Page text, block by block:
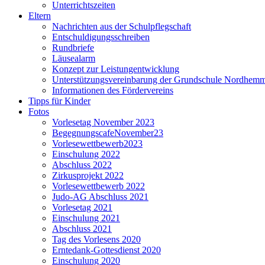
Unterrichtszeiten
Eltern
Nachrichten aus der Schulpflegschaft
Entschuldigungsschreiben
Rundbriefe
Läusealarm
Konzept zur Leistungentwicklung
Unterstützungsvereinbarung der Grundschule
Informationen des Fördervereins
Tipps für Kinder
Fotos
Vorlesetag November 2023
BegegnungscafeNovember23
Vorlesewettbewerb2023
Einschulung 2022
Abschluss 2022
Zirkusprojekt 2022
Vorlesewettbewerb 2022
Judo-AG Abschluss 2021
Vorlesetag 2021
Einschulung 2021
Abschluss 2021
Tag des Vorlesens 2020
Erntedank-Gottesdienst 2020
Einschulung 2020